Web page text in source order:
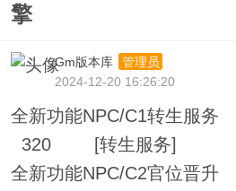
擎
Gm版本库
管理员
2024-12-20 16:26:20
全新功能NPC/C1转生
320 [转生服务]
全新功能NPC/C2官